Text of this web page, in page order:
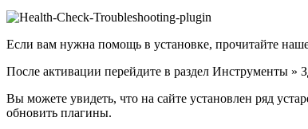
Если вам нужна помощь в установке, прочитайте
После активации перейдите в раздел Инструменты »
Вы можете увидеть, что на сайте установлен ряд
обновить плагины.